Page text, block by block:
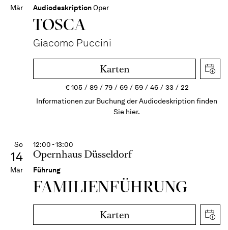
Mär AudiodeskriptionOper
TOSCA
Giacomo Puccini
Karten
€105 89 79 69 59 46 33
22
Informationen zur Buchung der Audiodeskription finden
Sie hier.
So
14
Mär
12:00 - 13:00
Opernhaus Düsseldorf
Führung
FAMI­LIEN­FÜH­RUNG
Karten